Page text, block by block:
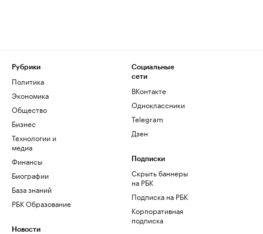
Рубрики
Политика
Экономика
Общество
Бизнес
Технологии и
медиа
Финансы
Биографии
База знаний
РБК Образование
Новости
Социальные
сети
ВКонтакте
Одноклассники
Telegram
Дзен
Подписки
Скрыть баннеры
на РБК
Подписка на РБК
Корпоративная
подписка